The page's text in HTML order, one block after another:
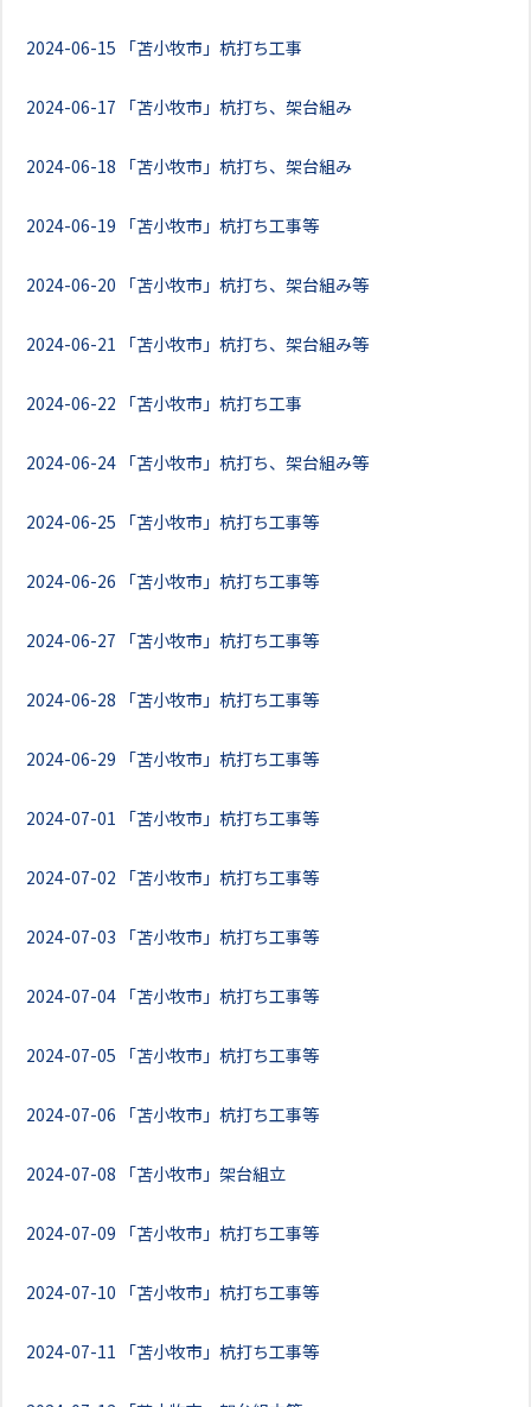
2024-06-15 「苫小牧市」杭打ち工事
2024-06-17 「苫小牧市」杭打ち、架台組み
2024-06-18 「苫小牧市」杭打ち、架台組み
2024-06-19 「苫小牧市」杭打ち工事等
2024-06-20 「苫小牧市」杭打ち、架台組み等
2024-06-21 「苫小牧市」杭打ち、架台組み等
2024-06-22 「苫小牧市」杭打ち工事
2024-06-24 「苫小牧市」杭打ち、架台組み等
2024-06-25 「苫小牧市」杭打ち工事等
2024-06-26 「苫小牧市」杭打ち工事等
2024-06-27 「苫小牧市」杭打ち工事等
2024-06-28 「苫小牧市」杭打ち工事等
2024-06-29 「苫小牧市」杭打ち工事等
2024-07-01 「苫小牧市」杭打ち工事等
2024-07-02 「苫小牧市」杭打ち工事等
2024-07-03 「苫小牧市」杭打ち工事等
2024-07-04 「苫小牧市」杭打ち工事等
2024-07-05 「苫小牧市」杭打ち工事等
2024-07-06 「苫小牧市」杭打ち工事等
2024-07-08 「苫小牧市」架台組立
2024-07-09 「苫小牧市」杭打ち工事等
2024-07-10 「苫小牧市」杭打ち工事等
2024-07-11 「苫小牧市」杭打ち工事等